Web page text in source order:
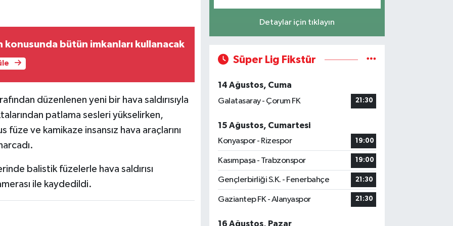
konusunda bütün imkanları kullanacak
düzenlenen yeni bir hava saldırısıyla
patlama sesleri yükselirken,
ve kamikaze insansız hava araçlarını
balistik füzelerle hava saldırısı
ile kaydedildi.
Detaylar için tıklayın
Süper Lig Fikstür
14 Ağustos, Cuma
Galatasaray - Çorum FK
21:30
15 Ağustos, Cumartesi
Konyaspor - Rizespor
19:00
Kasımpaşa - Trabzonspor 19:00
Gençlerbirliği S.K. - Fenerbahçe 21:30
Gaziantep FK - Alanyaspor 21:30
16 Ağustos, Pazar